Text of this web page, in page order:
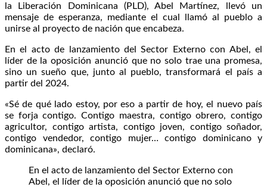
la Liberación Dominicana (PLD), Abel Martínez, llevó un
mensaje de esperanza, mediante el cual llamó al pueblo a
unirse al proyecto de nación que encabeza.
En el acto de lanzamiento del Sector Externo con Abel, el
líder de la oposición anunció que no solo trae una promesa,
sino un sueño que, junto al pueblo, transformará el país a
partir del 2024.
«Sé de qué lado estoy, por eso a partir de hoy, el nuevo país
se forja contigo. Contigo maestra, contigo obrero, contigo
agricultor, contigo artista, contigo joven, contigo soñador,
contigo vendedor, contigo mujer… contigo dominicano y
dominicana», declaró.
En el acto de lanzamiento del Sector Externo con
Abel, el líder de la oposición anunció que no solo